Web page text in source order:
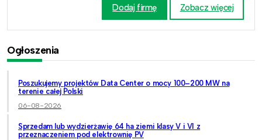
Dodaj firmę Zobacz więcej
Ogłoszenia
Poszukujemy projektów Data Center o mocy 100–200 MW na
terenie całej Polski
06-08-2026
Sprzedam lub wydzierżawię 64 ha ziemi klasy V i VI z
przeznaczeniem pod elektrownię PV